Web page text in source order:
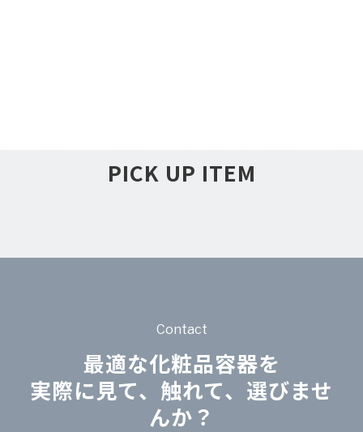
PICK UP ITEM
Contact
最適な化粧品容器を
実際に見て、触れて、選びませ
んか？